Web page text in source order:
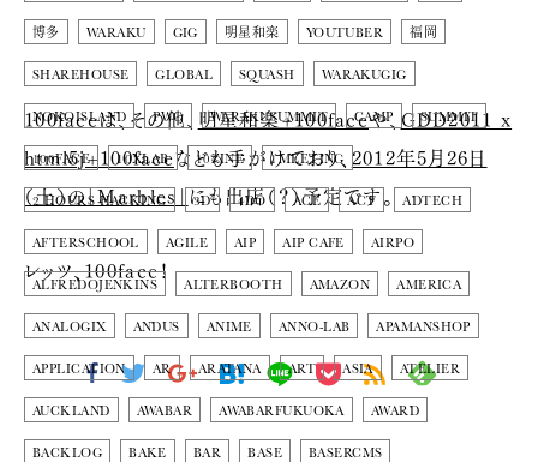
博多 WARAKU GIG 明星和楽 YOUTUBER 福岡
SHAREHOUSE GLOBAL SQUASH WARAKUGIG
NOKOISLAND PWC WARAKUSUMMIT CAMP SUMMIT
100FACE 10XLAB 10ZINE 1MEETING
2 HOURS HACKING 3D 4DO ACE ACT ADTECH
AFTERSCHOOL AGILE AIP AIP CAFE AIRPO
ALFREDOJENKINS ALTERBOOTH AMAZON AMERICA
ANALOGIX ANDUS ANIME ANNO-LAB APAMANSHOP
APPLICATION AR ARATANA ART ASIA ATELIER
AUCKLAND AWABAR AWABARFUKUOKA AWARD
BACKLOG BAKE BAR BASE BASERCMS
100faceは、その他、 明星和楽+100faceや、 GDD2011 x
html5j+100faceなども手がけており、2012年5月26日
（土）の「Marbles」にも出店（？）予定です。
レッツ、100face！